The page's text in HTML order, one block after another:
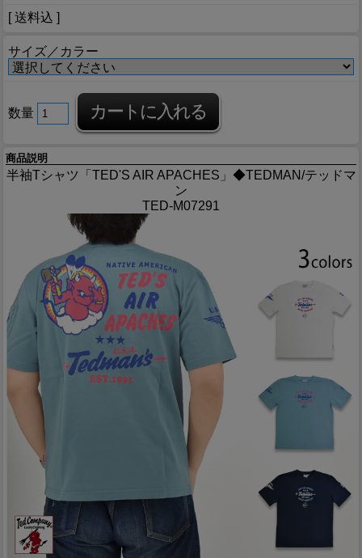
[ 送料込 ]
サイズ／カラー
数量
商品説明
半袖Tシャツ「TED'S AIR APACHES」◆TEDMAN/テッドマ
ン
TED-M07291